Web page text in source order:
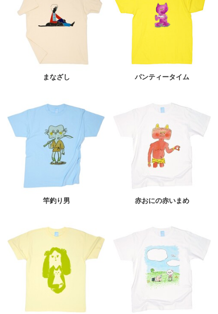
まなざし パンティータイム
竿釣り男 赤おにの赤いまめ